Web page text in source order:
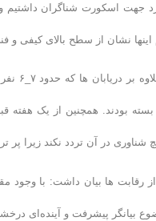
جهت تغذیه در مسیر ۱۰ کیلومتر قرار گرفت. همچنین ۱۰
نشان از سطح بالای کیفی و
و برادران نیروی انتظامی نیز با ۳ شناور مسیر را
ها بیان داشت: با وجود